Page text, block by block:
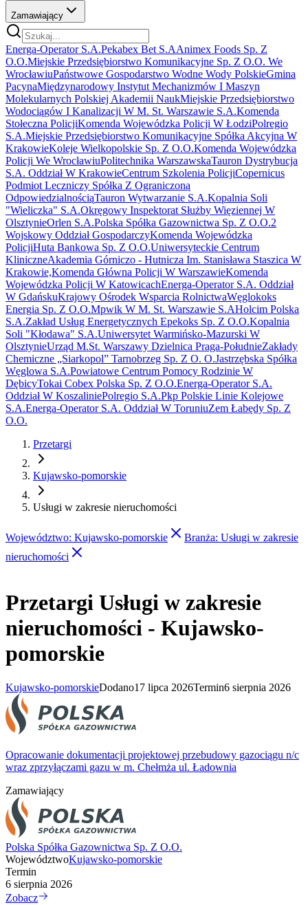
Zamawiający
Energa-Operator S.A.Pekabex Bet S.AAnimex Foods Sp. Z
O.O.Miejskie Przedsiębiorstwo Komunikacyjne Sp. Z O.O. We
WrocławiuPaństwowe Gospodarstwo Wodne Wody PolskieGmina
PacynaMiędzynarodowy Instytut Mechanizmów I Maszyn
Molekularnych Polskiej Akademii NaukMiejskie Przedsiębiorstwo
Wodociągów I Kanalizacji W M. St. Warszawie S.A.Komenda
Stołeczna PolicjiKomenda Wojewódzka Policji W ŁodziPolregio
S.A.Miejskie Przedsiębiorstwo Komunikacyjne Spółka Akcyjna W
KrakowieKoleje Wielkopolskie Sp. Z O.O.Komenda Wojewódzka
Policji We WrocławiuPolitechnika WarszawskaTauron Dystrybucja
S.A. Oddział W KrakowieCentrum Szkolenia PolicjiCopernicus
Podmiot Leczniczy Spółka Z Ograniczoną
OdpowiedzialnościąTauron Wytwarzanie S.A.Kopalnia Soli
"Wieliczka" S.A.Okręgowy Inspektorat Służby Więziennej W
OlsztynieOrlen S.A.Polska Spółka Gazownictwa Sp. Z O.O.2
Wojskowy Oddział GospodarczyKomenda Wojewódzka
PolicjiHuta Bankowa Sp. Z O.O.Uniwersyteckie Centrum
KliniczneAkademia Górniczo - Hutnicza Im. Stanisława Staszica W
Krakowie,Komenda Główna Policji W WarszawieKomenda
Wojewódzka Policji W KatowicachEnerga-Operator S.A. Oddział
W GdańskuKrajowy Ośrodek Wsparcia RolnictwaWęglokoks
Energia Sp. Z O.O.Mpwik W M. St. Warszawie S.AHolcim Polska
S.A.Zakład Usług Energetycznych Epekoks Sp. Z O.O.Kopalnia
Soli "Kłodawa" S.A.Uniwersytet Warmińsko-Mazurski W
OlsztynieUrząd M.St. Warszawy Dzielnica Praga-PołudnieZakłady
Chemiczne „Siarkopol” Tarnobrzeg Sp. Z O. O.Jastrzębska Spółka
Węglowa S.A.Powiatowe Centrum Pomocy Rodzinie W
DębicyTokai Cobex Polska Sp. Z O.O.Energa-Operator S.A.
Oddział W KoszaliniePolregio S.A.Pkp Polskie Linie Kolejowe
S.A.Energa-Operator S.A. Oddział W ToruniuZem Łabędy Sp. Z
O.O.
Przetargi
Kujawsko-pomorskie
Usługi w zakresie nieruchomości
Województwo: Kujawsko-pomorskie Branża: Usługi w zakresie
nieruchomości
Przetargi Usługi w zakresie
nieruchomości - Kujawsko-
pomorskie
Kujawsko-pomorskieDodano17 lipca 2026Termin6 sierpnia 2026
Opracowanie dokumentacji projektowej przebudowy gazociągu n/c
wraz zprzyłączami gazu w m. Chełmża ul. Ładownia
Zamawiający
Polska Spółka Gazownictwa Sp. Z O.O.
WojewództwoKujawsko-pomorskie
Termin
6 sierpnia 2026
Zobacz